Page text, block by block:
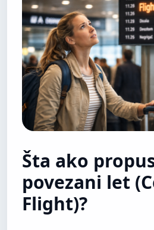
Šta ako
povezani let
Flight)?